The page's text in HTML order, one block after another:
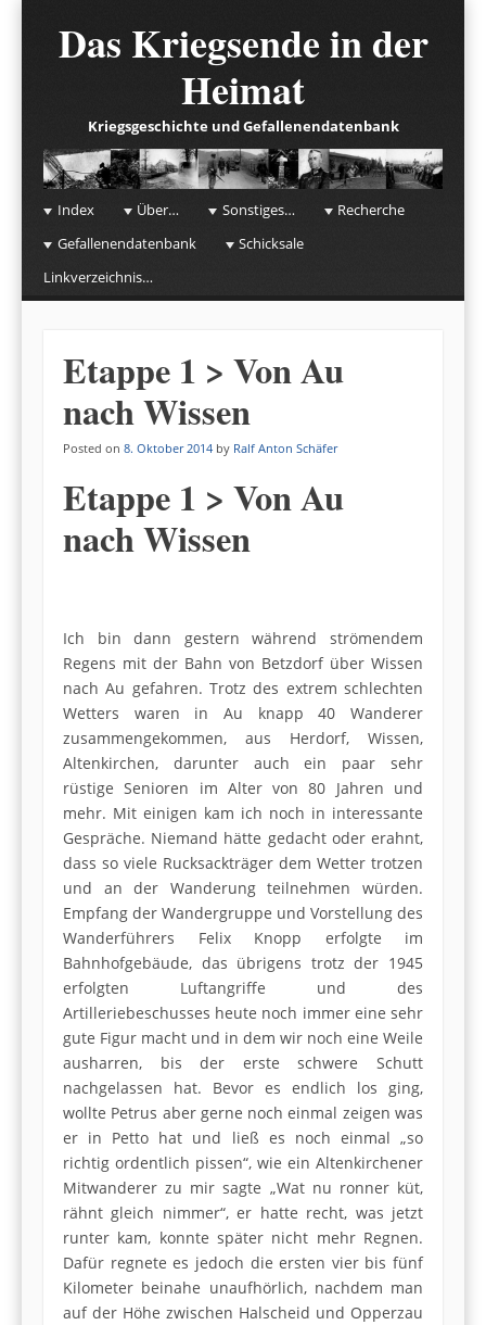
Das Kriegsende in der
Heimat
Kriegsgeschichte und Gefallenendatenbank
☰Menu
Skip to content
Index Über… Sonstiges…
Recherche
Gefallenendatenbank
Schicksale
Linkverzeichnis…
Etappe 1 > Von Au
nach Wissen
Posted on 8. Oktober 2014 by Ralf Anton Schäfer
Etappe 1 > Von Au
nach Wissen
Ich bin dann gestern während strömendem
Regens mit der Bahn von Betzdorf über Wissen
nach Au gefahren. Trotz des extrem schlechten
Wetters waren in Au knapp 40 Wanderer
zusammengekommen, aus Herdorf, Wissen,
Altenkirchen, darunter auch ein paar sehr
rüstige Senioren im Alter von 80 Jahren und
mehr. Mit einigen kam ich noch in interessante
Gespräche. Niemand hätte gedacht oder erahnt,
dass so viele Rucksackträger dem Wetter trotzen
und an der Wanderung teilnehmen würden.
Empfang der Wandergruppe und Vorstellung des
Wanderführers Felix Knopp erfolgte im
Bahnhofgebäude, das übrigens trotz der 1945
erfolgten Luftangriffe und des
Artilleriebeschusses heute noch immer eine sehr
gute Figur macht und in dem wir noch eine Weile
ausharren, bis der erste schwere Schutt
nachgelassen hat. Bevor es endlich los ging,
wollte Petrus aber gerne noch einmal zeigen was
er in Petto hat und ließ es noch einmal „so
richtig ordentlich pissen“, wie ein Altenkirchener
Mitwanderer zu mir sagte „Wat nu ronner küt,
rähnt gleich nimmer“, er hatte recht, was jetzt
runter kam, konnte später nicht mehr Regnen.
Dafür regnete es jedoch die ersten vier bis fünf
Kilometer beinahe unaufhörlich, nachdem man
auf der Höhe zwischen Halscheid und Opperzau